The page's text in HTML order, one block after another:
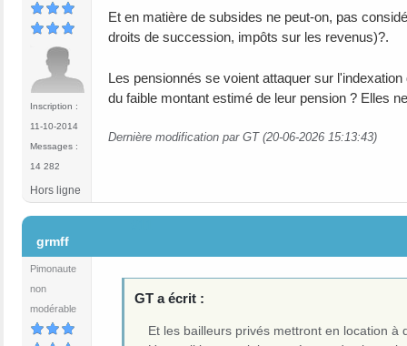
Inscription :
11-10-2014
Messages :
14 282
Et en matière de subsides ne peut-on, pas
droits de succession, impôts sur les revenus)?.
Les pensionnés se voient attaquer sur
du faible montant estimé de leur pension ? Elles
Dernière modification par GT (20-06-2026 15:13:43)
Hors ligne
grmff
Pimonaute
non
modérable
GT a écrit :
Et les bailleurs privés mettront en location